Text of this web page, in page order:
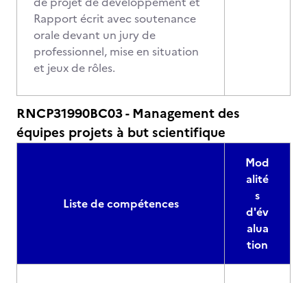
Rapport écrit avec soutenance
orale devant un jury de
professionnel, mise en situation
et jeux de rôles.
RNCP31990BC03 - Management des
équipes projets à but scientifique
Liste de compétences
Mod
alité
s
d'év
alua
tion